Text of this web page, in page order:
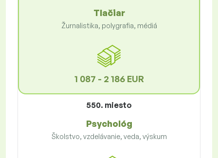
Tlačiar
Žurnalistika, polygrafia, médiá
1 087 - 2 186 EUR
550. miesto
Psychológ
Školstvo, vzdelávanie, veda, výskum